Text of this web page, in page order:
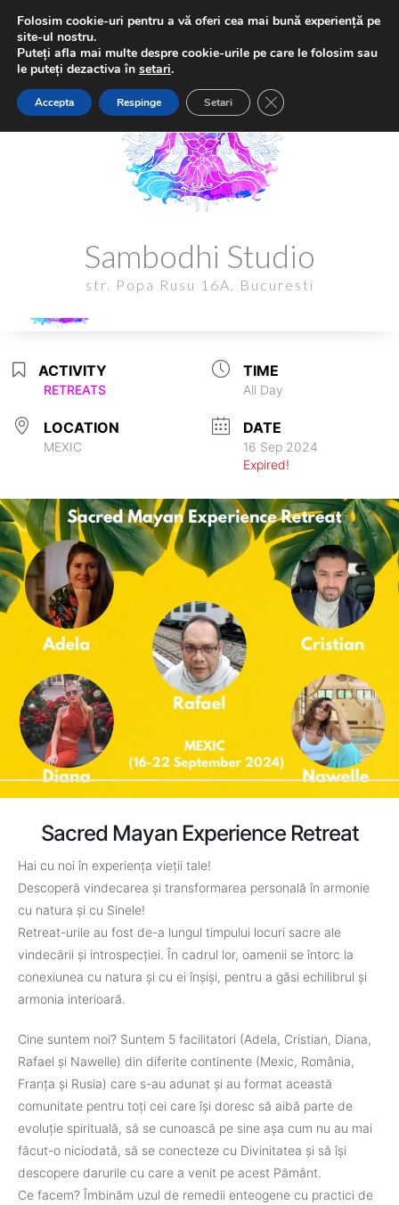
Sambodhi Studio
str. Popa Rusu 16A, Bucuresti
Sambodhi Studio
ACTIVITY
RETREATS
TIME
All Day
LOCATION
MEXIC
DATE
16 Sep 2024
Expired!
Sacred Mayan Experience Retreat
Hai cu noi în experiența vieții tale!
Descoperă vindecarea și transformarea personală în armonie
cu natura și cu Sinele!
Retreat-urile au fost de-a lungul timpului locuri sacre ale
vindecării și introspecției. În cadrul lor, oamenii se întorc la
conexiunea cu natura și cu ei înșiși, pentru a găsi echilibrul și
armonia interioară.
Cine suntem noi? Suntem 5 facilitatori (Adela, Cristian, Diana,
Rafael și Nawelle) din diferite continente (Mexic, România,
Franța și Rusia) care s-au adunat și au format această
comunitate pentru toți cei care își doresc să aibă parte de
evoluție spirituală, să se cunoască pe sine așa cum nu au mai
făcut-o niciodată, să se conecteze cu Divinitatea și să își
descopere darurile cu care a venit pe acest Pământ.
Ce facem? Îmbinăm uzul de remedii enteogene cu practici de
Folosim cookie-uri pentru a vă oferi cea mai bună experiență pe
site-ul nostru.
Puteți afla mai multe despre cookie-urile pe care le folosim sau
le puteți dezactiva în setari.
Accepta Respinge Setari Close GDPR Cookie